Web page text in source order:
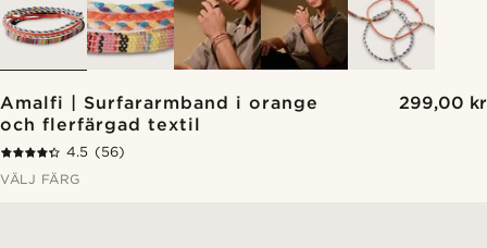
Amalfi | Surfararmband i orange
och flerfärgad textil
299,00 kr
4.5 (56)
VÄLJ FÄRG